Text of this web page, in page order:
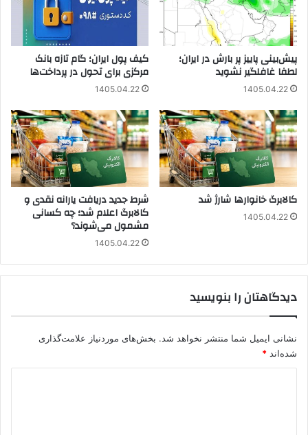
پیش‌بینی پاییز پر بارش در ایران؛
لطفا غافلگیر نشوید
1405.04.22
کیف پول ایران؛ گام تازه بانک
مرکزی برای تحول در پرداخت‌ها
1405.04.22
کالابرگ خانوارها شارژ شد
1405.04.22
شرط جدید دریافت یارانه نقدی و
کالابرگ اعلام شد؛ چه کسانی
مشمول می‌شوند؟
1405.04.22
دیدگاهتان را بنویسید
نشانی ایمیل شما منتشر نخواهد شد. بخش‌های موردنیاز علامت‌گذاری
شده‌اند *